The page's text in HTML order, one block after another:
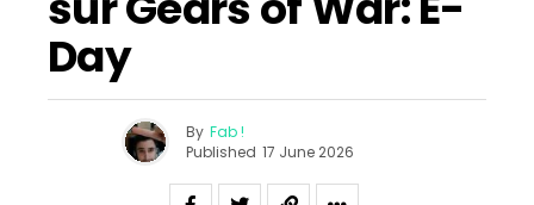
Day
By Fab !
Published 17 June 2026